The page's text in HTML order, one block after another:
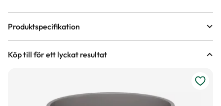
Produktspecifikation
Material Polypropen (PP)
Köp till för ett lyckat resultat